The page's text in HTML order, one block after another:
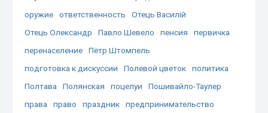
оружие
ответственность
Отець Василій
Отець Олександр
Павло Шевело пенсия
первичка
перенаселение
Пётр Штомпель
подготовка к дискуссии
Полевой цветок
политика
Полтава
Полянская поцелуи
Пошивайло-Таулер
права
право праздник
предпринимательство